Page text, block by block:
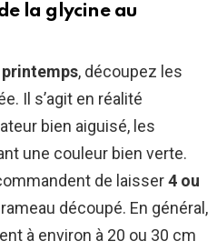
la glycine au
printemps, découpez les
Il s’agit en réalité
bien aiguisé, les
une couleur bien verte.
de laisser4 ou
découpé. En général,
à environ à 20 ou 30 cm